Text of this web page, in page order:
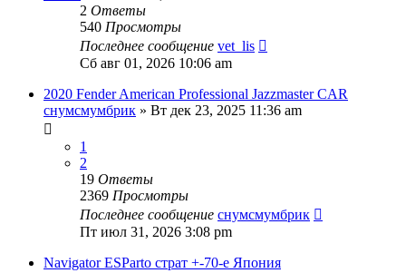
2 Ответы
540 Просмотры
Последнее сообщение vet_lis
Сб авг 01, 2026 10:06 am
2020 Fender American Professional Jazzmaster CAR
снумсмумбрик » Вт дек 23, 2025 11:36 am
1
2
19 Ответы
2369 Просмотры
Последнее сообщение снумсмумбрик
Пт июл 31, 2026 3:08 pm
Navigator ESParto страт +-70-е Япония